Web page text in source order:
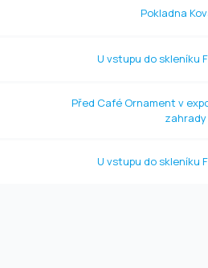
Pokladna
U vstupu do skleníku
Před Café Ornament v
zahrady
U vstupu do skleníku